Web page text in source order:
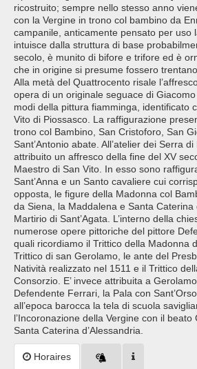
ricostruito; sempre nello stesso anno
con la Vergine in trono col bambino da
campanile, anticamente pensato per uso
intuisce dalla struttura di base
secolo, è munito di bifore e trifore ed è
che in origine si presume fossero
Alla metà del Quattrocento risale
opera di un originale seguace di
modi della pittura fiamminga, identificato
Vito di Piossasco. La raffigurazione
trono col Bambino, San Cristoforo, San
Sant’Antonio abate. All’atelier dei Serra
attribuito un affresco della fine del XV
Maestro di San Vito. In esso sono
Sant’Anna e un Santo cavaliere cui
opposta, le figure della Madonna col
da Siena, la Maddalena e Santa
Martirio di Sant’Agata. L’interno della
numerose opere pittoriche del pittore
quali ricordiamo il Trittico della Madonna
Trittico di san Gerolamo, le ante del
Natività realizzato nel 1511 e il Trittico
Consorzio. E’ invece attribuita a
Defendente Ferrari, la Pala con
all’epoca barocca la tela di scuola
l’Incoronazione della Vergine con il beato
Santa Caterina d’Alessandria.
Horaires